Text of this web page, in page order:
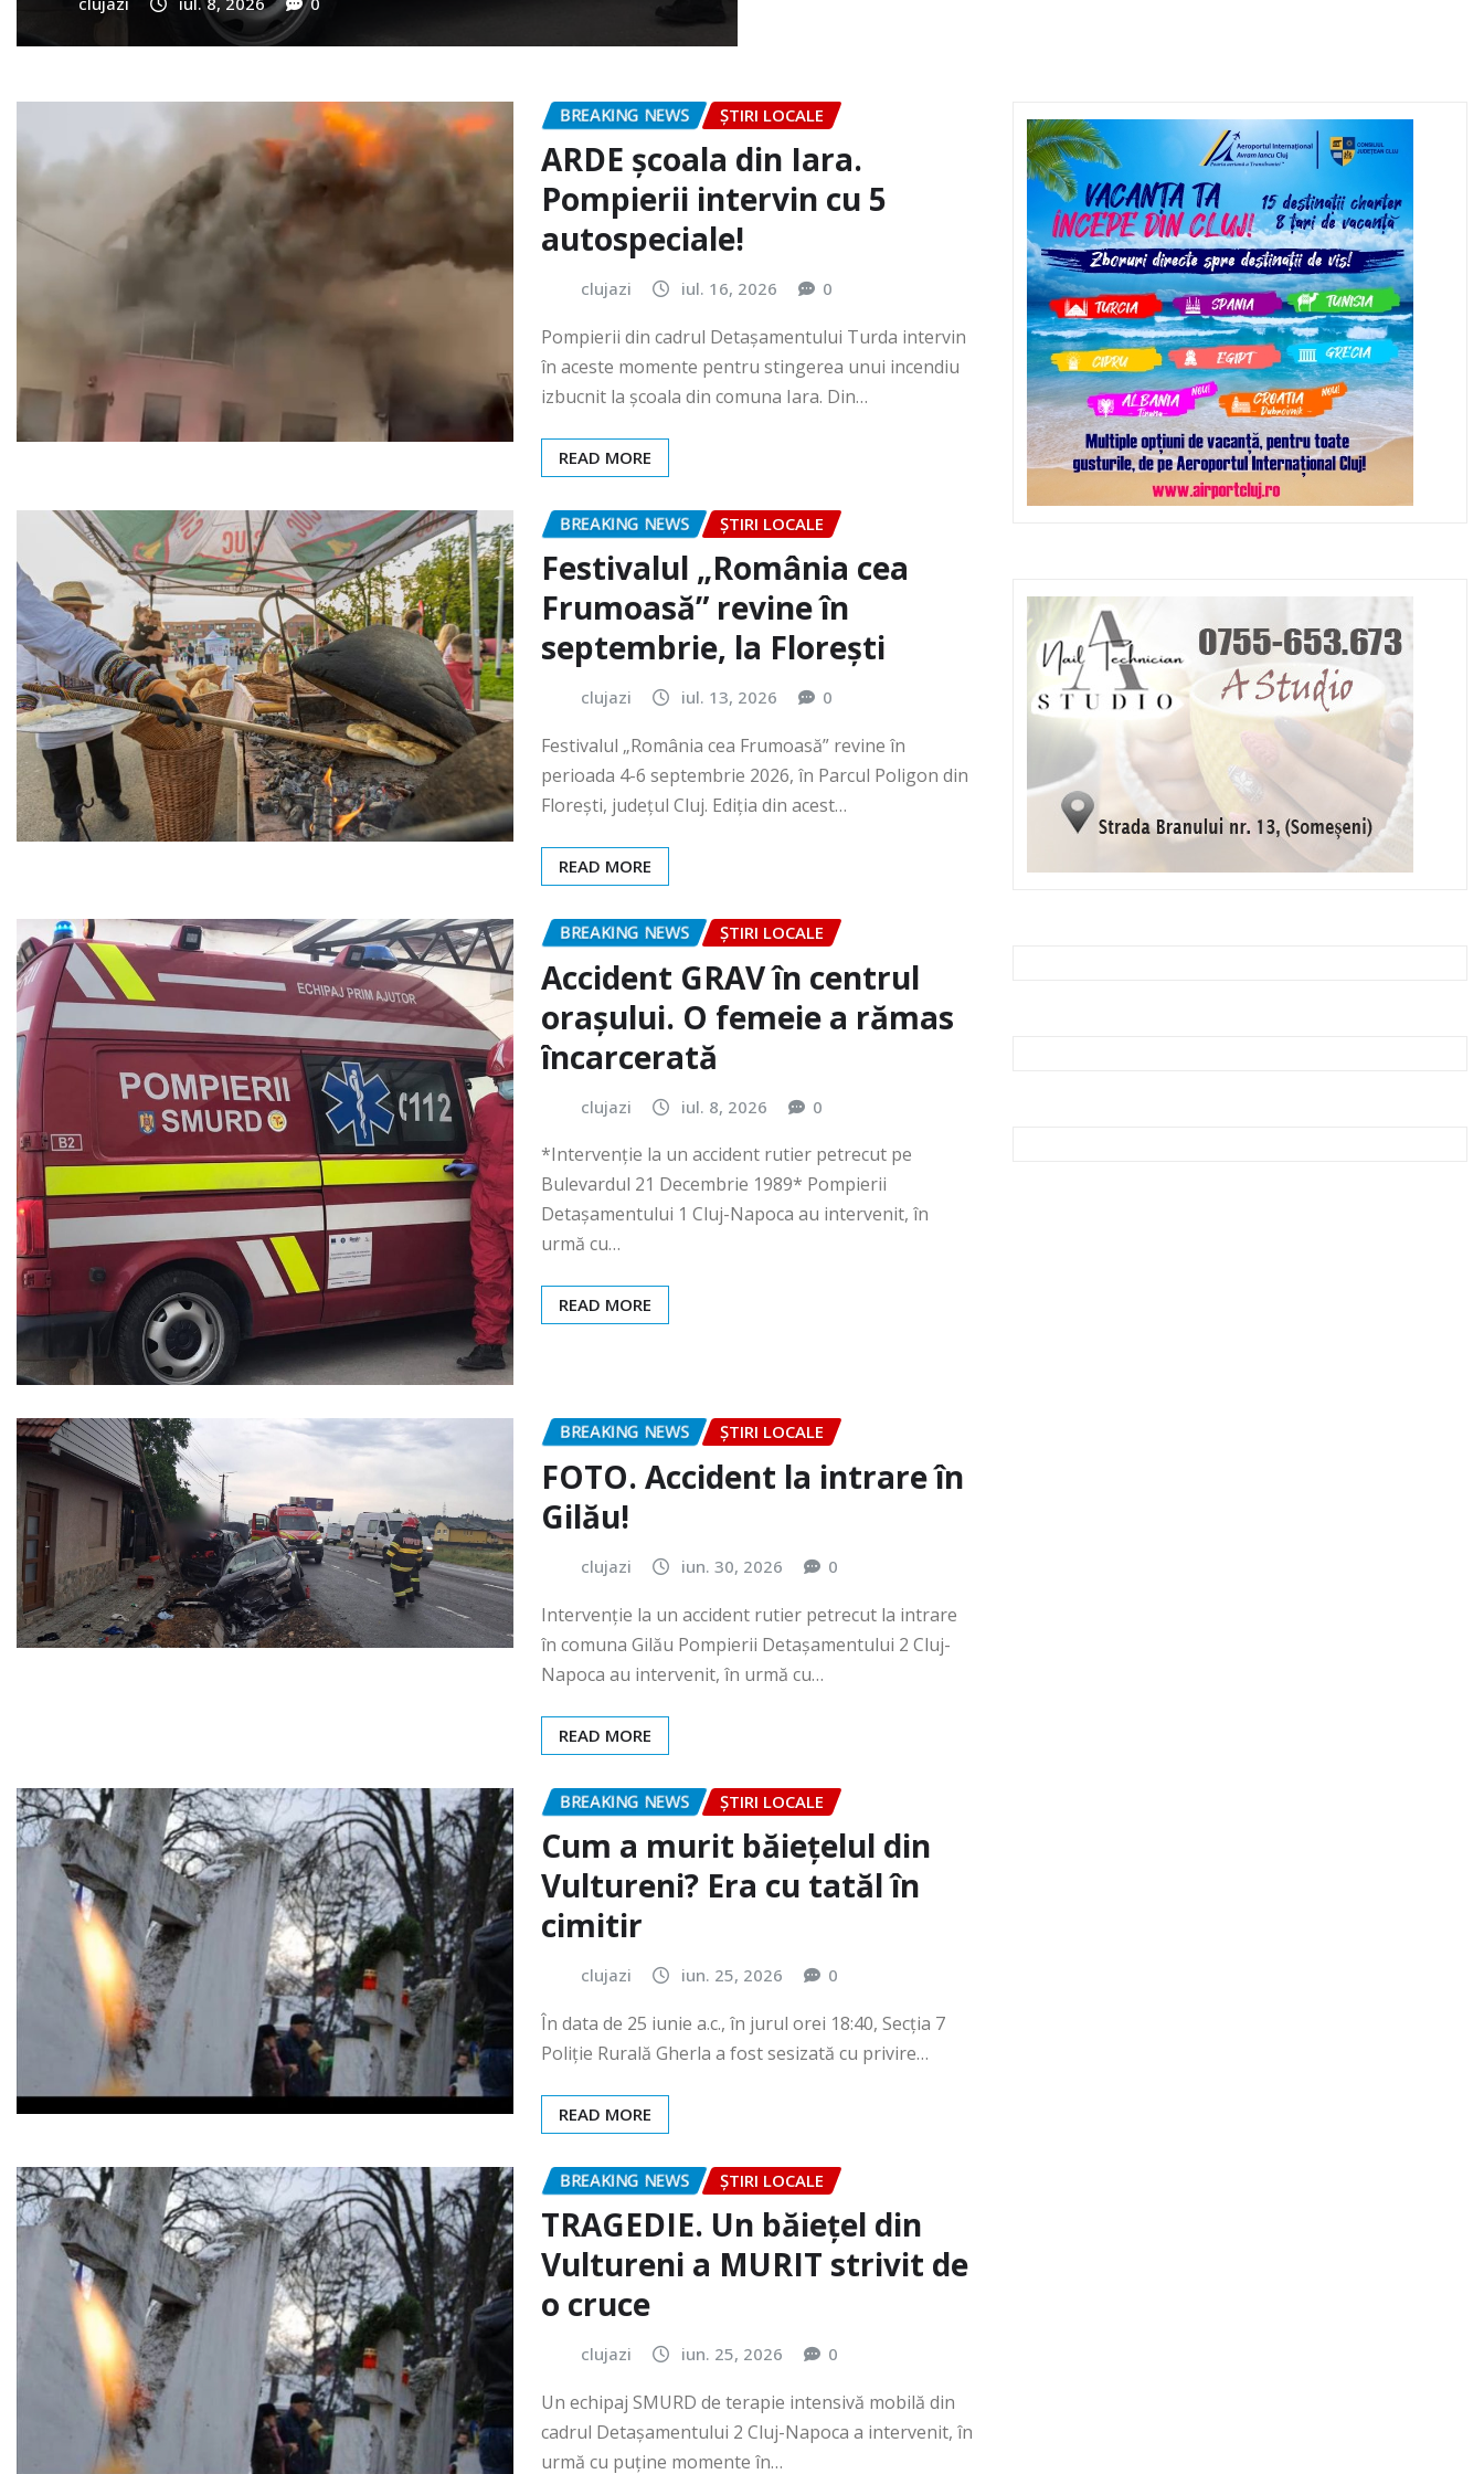
BREAKING NEWS ȘTIRI LOCALE
Pompierii intervin cu 5
autospeciale!
clujazi iul. 16, 2026 0
Pompierii din cadrul Detașamentului Turda intervin
în aceste momente pentru stingerea unui incendiu
izbucnit la școala din comuna Iara. Din…
READ MORE
BREAKING NEWS
Festivalul „România cea
Frumoasă” revine în
septembrie, la Florești
clujazi iul. 13, 2026 0
Festivalul „România cea Frumoasă” revine în
perioada 4-6 septembrie 2026, în Parcul Poligon din
Floreşti, județul Cluj. Ediția din acest…
READ MORE
BREAKING NEWS
Accident GRAV în centrul
orașului. O femeie a rămas
încarcerată
clujazi iul. 8, 2026 0
*Intervenție la un accident rutier petrecut pe
Bulevardul 21 Decembrie 1989* Pompierii
Detașamentului 1 Cluj-Napoca au intervenit, în
urmă cu…
READ MORE
Gilău!
clujazi iun. 30, 2026 0
Intervenție la un accident rutier petrecut la intrare
în comuna Gilău Pompierii Detașamentului 2 Cluj-
Napoca au intervenit, în urmă cu…
READ MORE
BREAKING NEWS
Cum a murit băiețelul din
Vultureni? Era cu tatăl în
cimitir
clujazi iun. 25, 2026 0
În data de 25 iunie a.c., în jurul orei 18:40, Secția 7
Poliție Rurală Gherla a fost sesizată cu privire…
READ MORE
BREAKING NEWS
TRAGEDIE. Un băiețel din
Vultureni a MURIT strivit de
o cruce
clujazi iun. 25, 2026 0
Un echipaj SMURD de terapie intensivă mobilă din
cadrul Detașamentului 2 Cluj-Napoca a intervenit, în
urmă cu puține momente în…
READ MORE